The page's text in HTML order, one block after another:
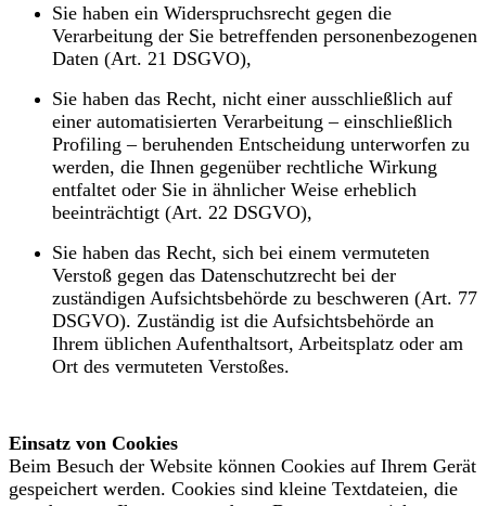
Sie haben ein Widerspruchsrecht gegen die
Verarbeitung der Sie betreffenden personenbezogenen
Daten (Art. 21 DSGVO),
Sie haben das Recht, nicht einer ausschließlich auf
einer automatisierten Verarbeitung – einschließlich
Profiling – beruhenden Entscheidung unterworfen zu
werden, die Ihnen gegenüber rechtliche Wirkung
entfaltet oder Sie in ähnlicher Weise erheblich
beeinträchtigt (Art. 22 DSGVO),
Sie haben das Recht, sich bei einem vermuteten
Verstoß gegen das Datenschutzrecht bei der
zuständigen Aufsichtsbehörde zu beschweren (Art. 77
DSGVO). Zuständig ist die Aufsichtsbehörde an
Ihrem üblichen Aufenthaltsort, Arbeitsplatz oder am
Ort des vermuteten Verstoßes.
Einsatz von Cookies
Beim Besuch der Website können Cookies auf Ihrem Gerät
gespeichert werden. Cookies sind kleine Textdateien, die